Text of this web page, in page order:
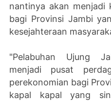
nantinya akan menjadi
bagi Provinsi Jambi
kesejahteraan
"Pelabuhan Ujung
menjadi pusat
perekonomian bagi
kapal kapal yang